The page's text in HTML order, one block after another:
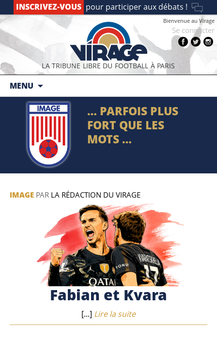
INSCRIVEZ-VOUS pour participer aux débats !
LA TRIBUNE LIBRE DU FOOTBALL À PARIS
Bienvenue au Virage
Se connecter
MENU
Aller au contenu principal
… PARFOIS PLUS
FORT QUE LES
MOTS …
IMAGE PAR LA RÉDACTION DU VIRAGE
Fabian et Kvara
[...] Lire la suite